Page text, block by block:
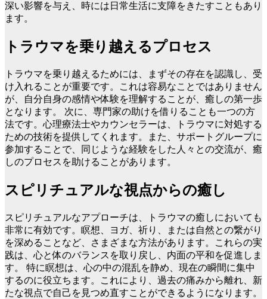
深い影響を与え、時には日常生活に支障をきたすこともあり
ます。
トラウマを乗り越えるプロセス
トラウマを乗り越えるためには、まずその存在を認識し、受
け入れることが重要です。これは容易なことではありません
が、自分自身の感情や体験を理解することが、癒しの第一歩
となります。 次に、専門家の助けを借りることも一つの方
法です。心理療法士やカウンセラーは、トラウマに対処する
ための技術を提供してくれます。また、サポートグループに
参加することで、同じような経験をした人々との交流が、癒
しのプロセスを助けることがあります。
スピリチュアルな視点からの癒し
スピリチュアルなアプローチは、トラウマの癒しにおいても
非常に有効です。瞑想、ヨガ、祈り、または自然との繋がり
を深めることなど、さまざまな方法があります。これらの実
践は、心と体のバランスを取り戻し、内面の平和を促進しま
す。 特に瞑想は、心の中の混乱を静め、現在の瞬間に集中
するのに役立ちます。これにより、過去の痛みから離れ、新
たな視点で自己を見つめ直すことができるようになります。